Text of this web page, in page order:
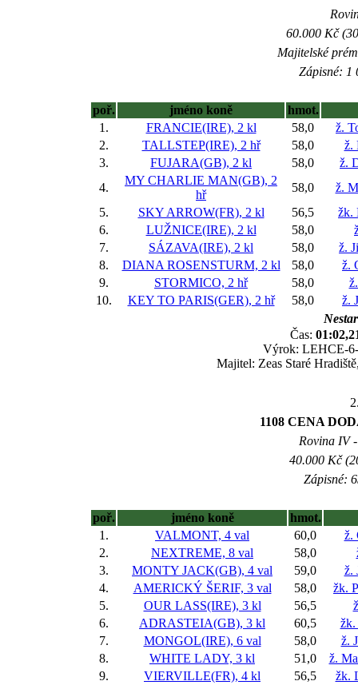
60.000 Kč
Majitelské
Zápisné: 1
poř. jméno koně
hmot.
1.
FRANCIE(IRE), 2 kl 58,0
ž.
2.
TALLSTEP(IRE), 2 hř 58,0
ž.
3.
FUJARA(GB), 2 kl 58,0
ž.
4.
MY CHARLIE MAN(GB), 2
hř
58,0
ž.
5.
SKY ARROW(FR), 2 kl 56,5
žk.
6.
LUŽNICE(IRE), 2 kl 58,0
7.
SÁZAVA(IRE), 2 kl 58,0
ž.
8.
DIANA ROSENSTURM, 2 kl 58,0
ž.
9.
STORMICO, 2 hř 58,0
10.
KEY TO PARIS(GER), 2 hř 58,0
ž.
Čas:
Výrok: LEHCE-
Majitel: Zeas Staré
1108 CENA
Rovina IV
40.000 Kč
Zápisné:
poř. jméno koně
hmot.
1.
VALMONT, 4 val 60,0
ž.
2.
NEXTREME, 8 val 58,0
3.
MONTY JACK(GB), 4 val 59,0
ž.
4.
AMERICKÝ ŠERIF, 3 val 58,0
žk.
5.
OUR LASS(IRE), 3 kl 56,5
6.
ADRASTEIA(GB), 3 kl 60,5
žk.
7.
MONGOL(IRE), 6 val 58,0
ž.
8.
WHITE LADY, 3 kl 51,0
ž.
9.
VIERVILLE(FR), 4 kl 56,5
žk.